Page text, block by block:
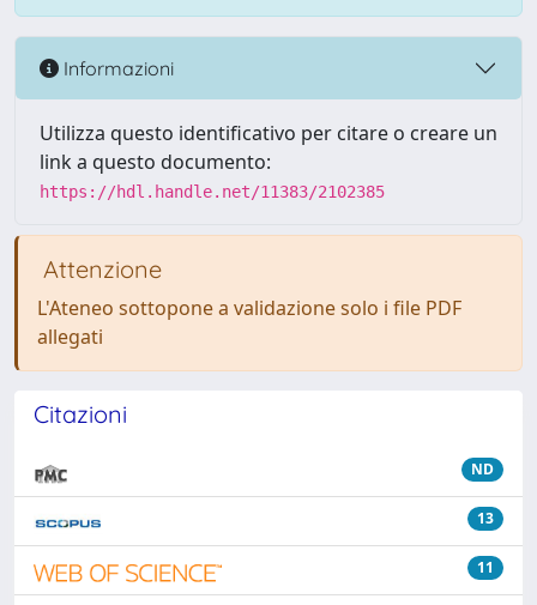
Informazioni
Utilizza questo identificativo per citare o creare un
link a questo documento:
https://hdl.handle.net/11383/2102385
Attenzione
L'Ateneo sottopone a validazione solo i file PDF
allegati
Citazioni
ND
13
11